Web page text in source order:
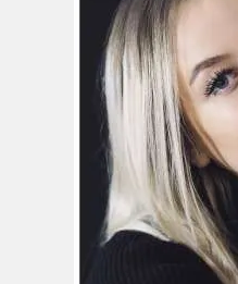
verschmelzen mit
poetische
und Stärke
Ihre Gemälde laden
innezuhalten und
übersehener
Sie ist seit 2021 Teil